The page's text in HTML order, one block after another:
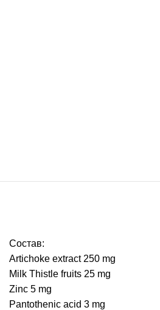
Состав:
Artichoke extract 250 mg
Milk Thistle fruits 25 mg
Zinc 5 mg
Pantothenic acid 3 mg